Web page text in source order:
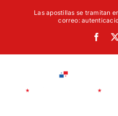
Las apostillas se tramitan
correo: